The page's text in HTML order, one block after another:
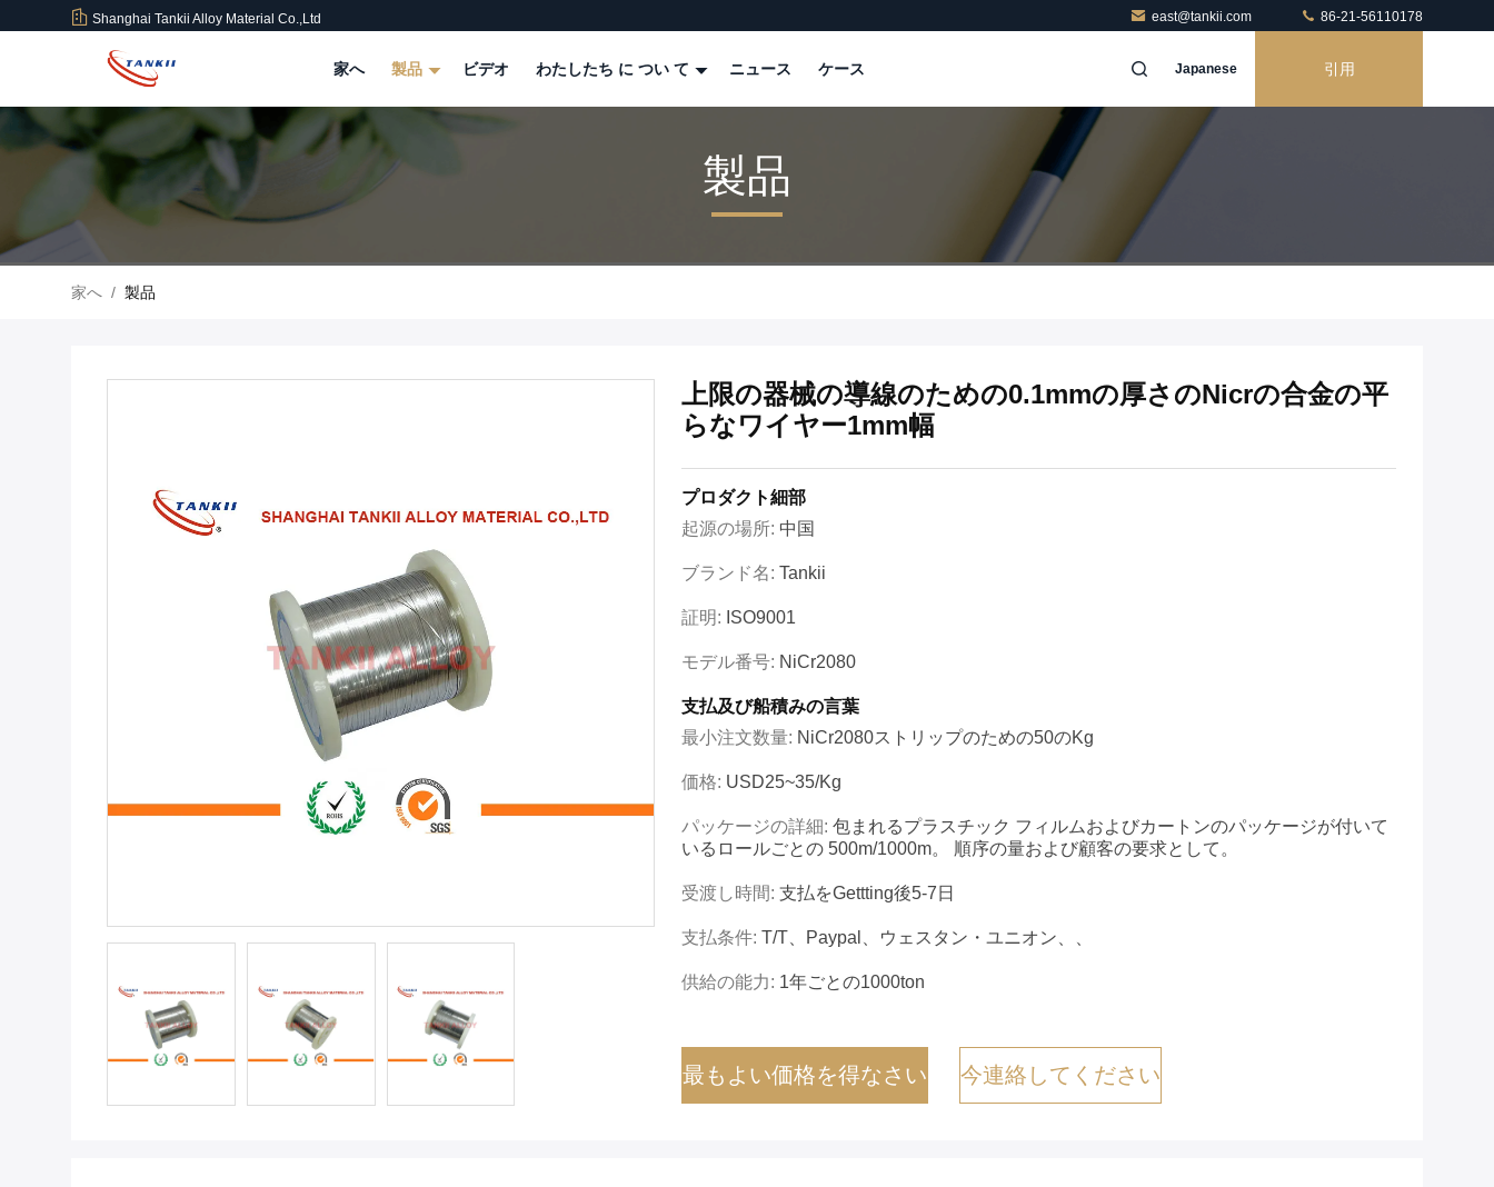
Shanghai Tankii Alloy Material Co.,Ltd east@tankii.com 86-21-56110178
家へ 製品 ビデオ わたしたち に つい て ニュース ケース Japanese 引用
製品
家へ / 製品
上限の器械の導線のための0.1mmの厚さのNicrの合金の平
らなワイヤー1mm幅
プロダクト細部
起源の場所: 中国
ブランド名: Tankii
証明: ISO9001
モデル番号: NiCr2080
支払及び船積みの言葉
最小注文数量: NiCr2080ストリップのための50のkg
価格: USD25~35/kg
パッケージの詳細: 包まれるプラスチック フィルムおよびカートンのパッケージが付いて
いるロールごとの 500m/1000m。 順序の量および顧客の要求として。
受渡し時間: 支払をgettting後5-7日
支払条件: T/T、Paypal、ウェスタン・ユニオン、、
供給の能力: 1年ごとの1000ton
最もよい価格を得なさい 今連絡してください